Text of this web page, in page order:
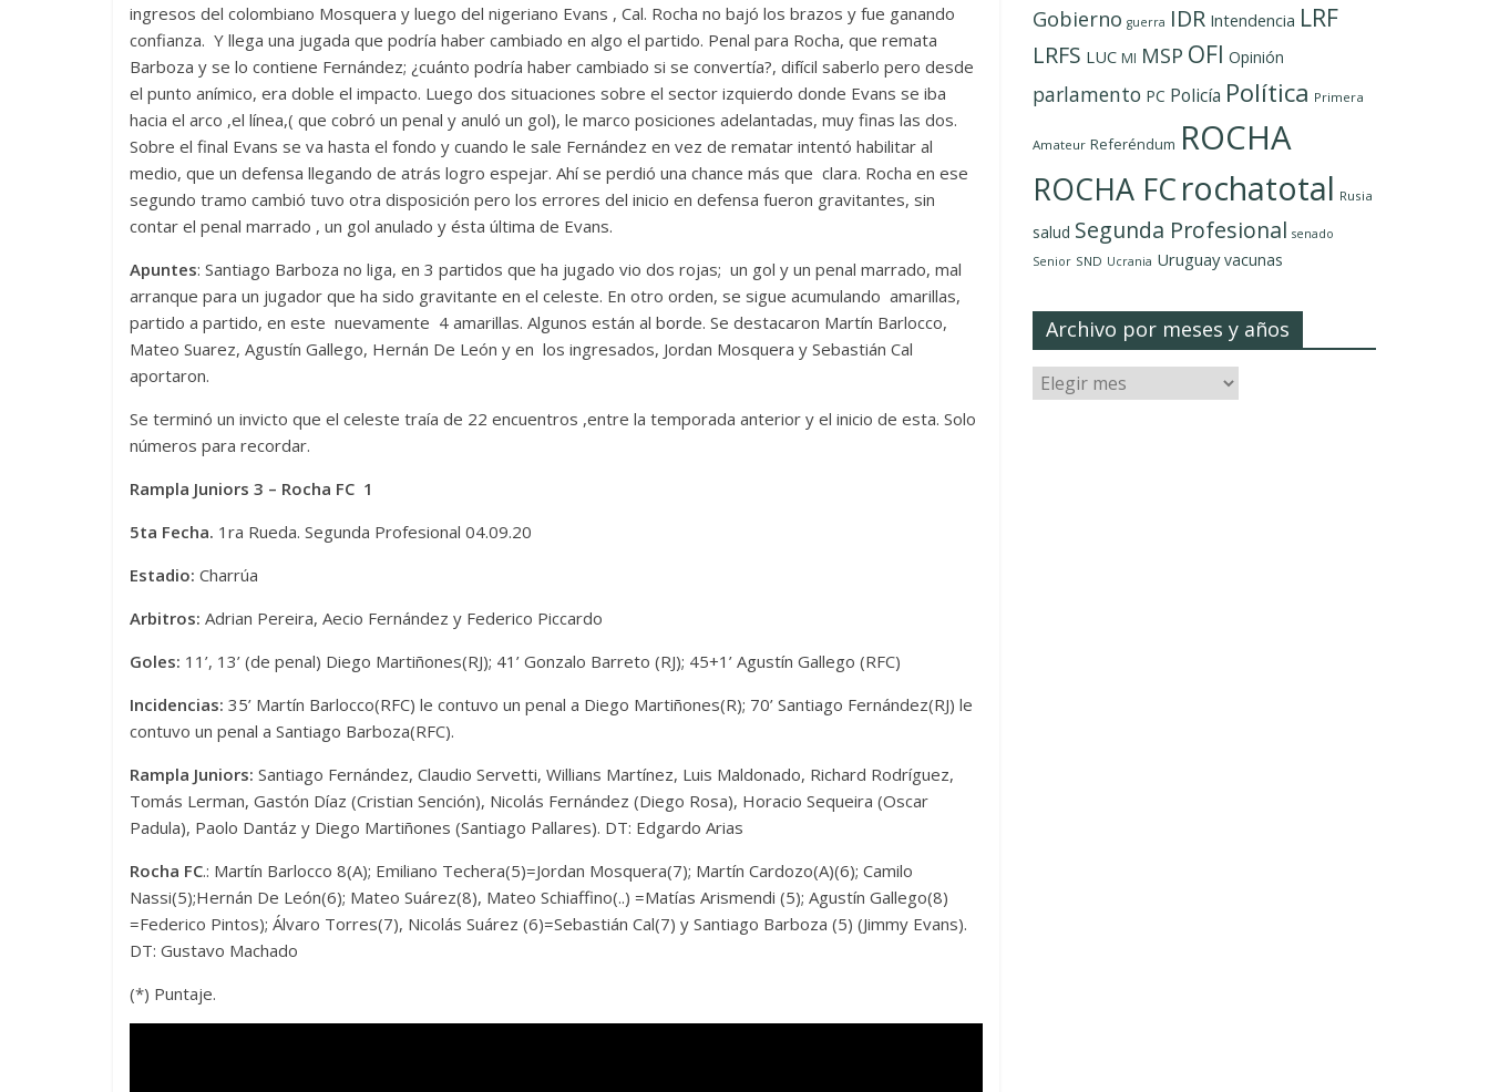
ingresos del colombiano Mosquera y luego del nigeriano Evans , Cal. Rocha no bajó los brazos y fue ganando
confianza. Y llega una jugada que podría haber cambiado en algo el partido. Penal para Rocha, que remata
Barboza y se lo contiene Fernández; ¿cuánto podría haber cambiado si se convertía?, difícil saberlo pero desde
el punto anímico, era doble el impacto. Luego dos situaciones sobre el sector izquierdo donde Evans se iba
hacia el arco ,el línea,( que cobró un penal y anuló un gol), le marco posiciones adelantadas, muy finas las dos.
Sobre el final Evans se va hasta el fondo y cuando le sale Fernández en vez de rematar intentó habilitar al
medio, que un defensa llegando de atrás logro espejar. Ahí se perdió una chance más que clara. Rocha en ese
segundo tramo cambió tuvo otra disposición pero los errores del inicio en defensa fueron gravitantes, sin
contar el penal marrado , un gol anulado y ésta última de Evans.
Apuntes: Santiago Barboza no liga, en 3 partidos que ha jugado vio dos rojas; un gol y un penal marrado, mal
arranque para un jugador que ha sido gravitante en el celeste. En otro orden, se sigue acumulando amarillas,
partido a partido, en este nuevamente 4 amarillas. Algunos están al borde. Se destacaron Martín Barlocco,
Mateo Suarez, Agustín Gallego, Hernán De León y en los ingresados, Jordan Mosquera y Sebastián Cal
aportaron.
Se terminó un invicto que el celeste traía de 22 encuentros ,entre la temporada anterior y el inicio de esta. Solo
números para recordar.
Rampla Juniors 3 – Rocha FC 1
5ta Fecha. 1ra Rueda. Segunda Profesional 04.09.20
Estadio: Charrúa
Arbitros: Adrian Pereira, Aecio Fernández y Federico Piccardo
Goles: 11’, 13’ (de penal) Diego Martiñones(RJ); 41’ Gonzalo Barreto (RJ); 45+1’ Agustín Gallego (RFC)
Incidencias: 35’ Martín Barlocco(RFC) le contuvo un penal a Diego Martiñones(R); 70’ Santiago Fernández(RJ) le
contuvo un penal a Santiago Barboza(RFC).
Rampla Juniors: Santiago Fernández, Claudio Servetti, Willians Martínez, Luis Maldonado, Richard Rodríguez,
Tomás Lerman, Gastón Díaz (Cristian Sención), Nicolás Fernández (Diego Rosa), Horacio Sequeira (Oscar
Padula), Paolo Dantáz y Diego Martiñones (Santiago Pallares). DT: Edgardo Arias
Rocha FC.: Martín Barlocco 8(A); Emiliano Techera(5)=Jordan Mosquera(7); Martín Cardozo(A)(6); Camilo
Nassi(5);Hernán De León(6); Mateo Suárez(8), Mateo Schiaffino(..) =Matías Arismendi (5); Agustín Gallego(8)
=Federico Pintos); Álvaro Torres(7), Nicolás Suárez (6)=Sebastián Cal(7) y Santiago Barboza (5) (Jimmy Evans).
DT: Gustavo Machado
(*) Puntaje.
Gobierno guerra IDR Intendencia LRF
LRFS LUC MI MSP OFI Opinión
parlamento PC Policía Política Primera
Amateur Referéndum ROCHA
ROCHA FCrochatotal Rusia
salud Segunda Profesional senado
Senior SND Ucrania Uruguay vacunas
Archivo por meses y años